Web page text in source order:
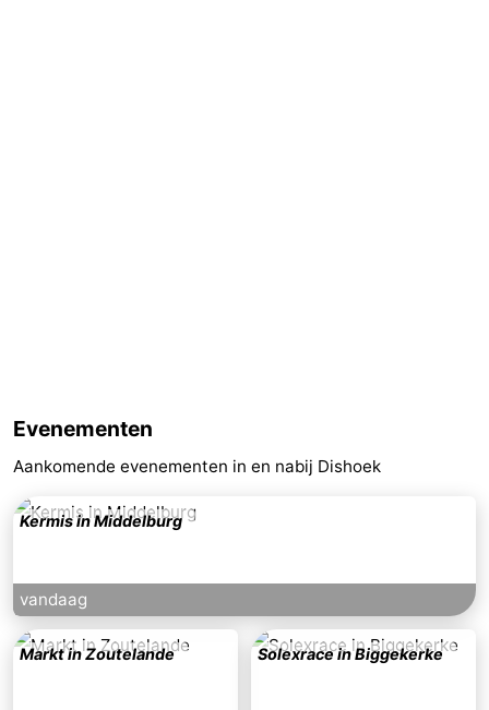
Evenementen
Aankomende evenementen in en nabij Dishoek
Kermis in Middelburg
vandaag
Markt in Zoutelande Solexrace in Biggekerke